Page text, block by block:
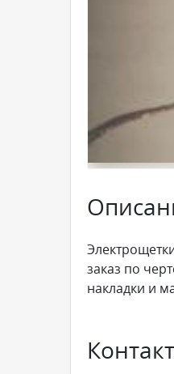
заказ по
накладки и